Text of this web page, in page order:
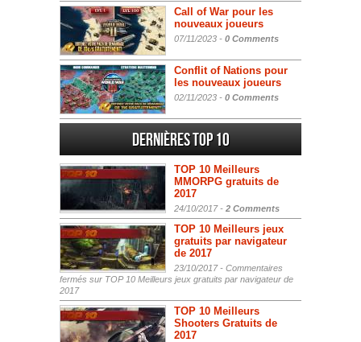
Call of War pour les
nouveaux joueurs
07/11/2023 - 0 Comments
Conflit of Nations pour
les nouveaux joueurs
02/11/2023 - 0 Comments
Dernières Top 10
TOP 10 Meilleurs
MMORPG gratuits de
2017
24/10/2017 - 2 Comments
TOP 10 Meilleurs jeux
gratuits par navigateur
de 2017
23/10/2017 - Commentaires
fermés sur TOP 10 Meilleurs jeux gratuits par navigateur de
2017
TOP 10 Meilleurs
Shooters Gratuits de
2017